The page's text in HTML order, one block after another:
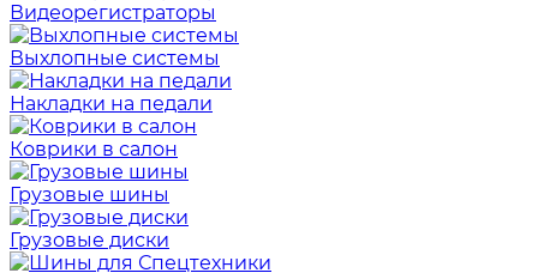
Видеорегистраторы
Выхлопные системы
Накладки на педали
Коврики в салон
Грузовые шины
Грузовые диски